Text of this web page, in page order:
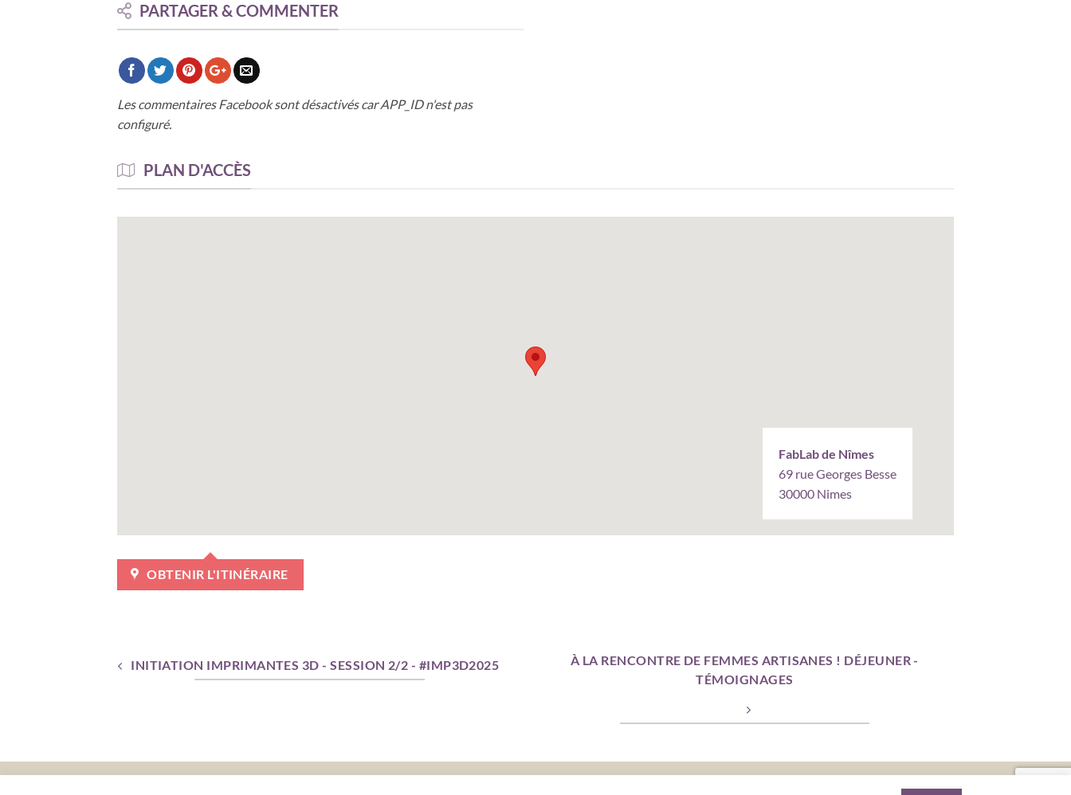
PARTAGER & COMMENTER
Les commentaires Facebook sont désactivés car APP_ID n'est pas
configuré.
PLAN D'ACCÈS
FabLab de Nîmes
69 rue Georges Besse
30000 Nimes
OBTENIR L'ITINÉRAIRE
INITIATION IMPRIMANTES 3D - SESSION 2/2 - #IMP3D2025
À LA RENCONTRE DE FEMMES ARTISANES ! DÉJEUNER -
TÉMOIGNAGES